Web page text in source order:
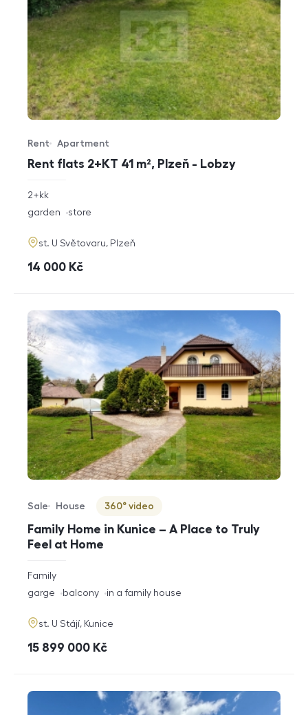
Rent flats 2+KT 41 m², Plzeň - Lobzy
Offer type
Rent
Property type
Apartment
rozměry
2+kk
funkce
garden store
adresa
st. U Světovaru, Plzeň
cena
14 000 Kč
Family Home in Kunice – A Place to Truly
Feel at Home
Offer type
Sale
Property type
House
Virtuální prohlídka
360° video
rozměry
disposition
Family
funkce
garge balcony in a family house
adresa
st. U Stájí, Kunice
cena
15 899 000 Kč